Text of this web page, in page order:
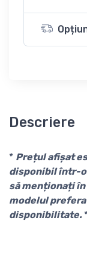
Descriere
* Prețul afișat
disponibil într-o
să menționați
modelul
disponibilitate.